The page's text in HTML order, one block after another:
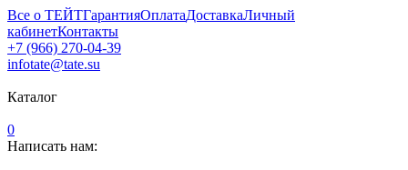
Все о ТЕЙТГарантияОплатаДоставкаЛичный
кабинетКонтакты
+7 (966) 270-04-39
infotate@tate.su
Каталог
0
Написать нам: